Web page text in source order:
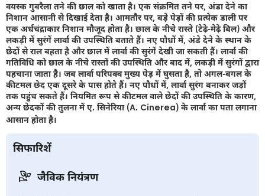
वयस्क गुबरैला तने की छाल को खाता है। एक संक्रमित तने पर, अंडा देने का
निशान आसानी से दिखाई देता है। आमतौर पर, बड़े पेड़ों की प्रत्येक डाली पर
एक अर्धचंद्राकार निशान मौजूद होता है। छाल के नीचे रास्ते (टेढ़े-मेढ़े बिल) और
लकड़ी में सुरंगें लार्वा की उपस्थिति बताते हैं। नए पौधों में, अंडे देने के स्थान के
छेदों से राल बहता है और छाल में लार्वा की सुरंगें देखी जा सकती हैं। लार्वा की
गतिविधि को छाल के नीचे रास्तों की उपस्थिति और बाद में, लकड़ी में सुरंगों द्वारा
पहचाना जाता है। जब लार्वा परिपक्व मुख्य पेड़ में घुसता है, तो अगल-बगल के
कीटमल छेद एक दूसरे के पास होते हैं। नए पौधों में, लार्वा सुरंग बनाकर जड़ों
तक पहुंच सकते हैं। नियमित रूप से कीटमल वाले छेदों की उपस्थिति के कारण,
अन्य छेदकों की तुलना में ए. सिनेरिया (A. Cinerea) के लार्वा का पता लगाना
आसान होता है।
सिफारिशें
जैविक नियंत्रण